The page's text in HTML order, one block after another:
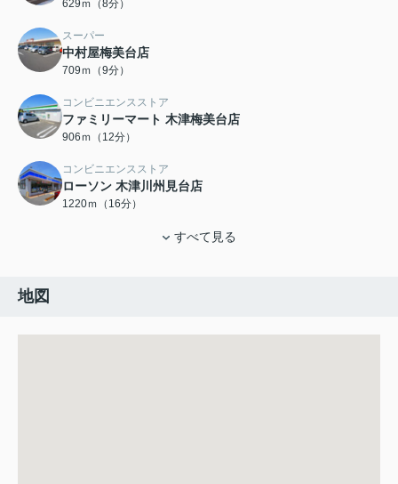
629ｍ（8分）
スーパー
中村屋梅美台店
709ｍ（9分）
コンビニエンスストア
ファミリーマート 木津梅美台店
906ｍ（12分）
コンビニエンスストア
ローソン 木津川州見台店
1220ｍ（16分）
すべて見る
地図